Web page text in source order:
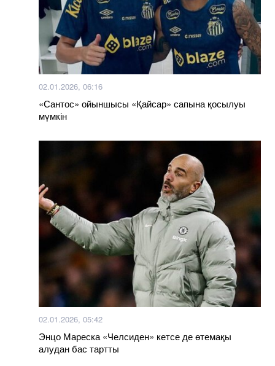
02.01.2026, 06:16
«Сантос» ойыншысы «Қайсар» сапына қосылуы
мүмкін
02.01.2026, 05:42
Энцо Мареска «Челсиден» кетсе де өтемақы
алудан бас тартты